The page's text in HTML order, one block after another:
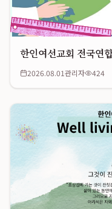
한인여선교회 전국연
2026.08.01관리자 424